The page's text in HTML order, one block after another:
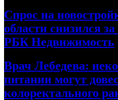
Спрос на
области снизился
РБК Недвижимость
Врач Лебедева:
питании могут
колоректального